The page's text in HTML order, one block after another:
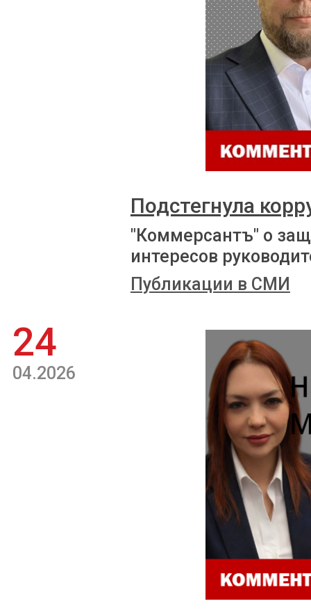
Подстегнула
"Коммерсантъ" о
интересов
Публикации в СМИ
24
04.2026